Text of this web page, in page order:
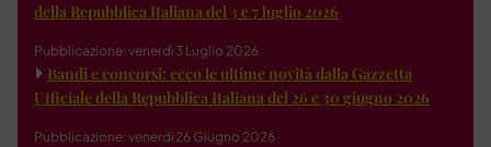
della Repubblica Italiana del 3 e 7 luglio 2026
Pubblicazione: venerdì 3 Luglio 2026
Bandi e concorsi: ecco le ultime novità dalla Gazzetta
Ufficiale della Repubblica Italiana del 26 e 30 giugno 2026
Pubblicazione: venerdì 26 Giugno 2026